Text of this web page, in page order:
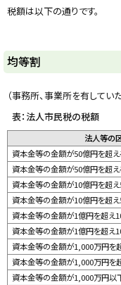
F
g
a
c
税額は以下の通りです。
均等割
（事務所、事業所を有して
表：法人市民税の税額
法人等の
資本金等の金額が50億円を超え
資本金等の金額が50億円を超え
資本金等の金額が10億円を超
資本金等の金額が10億円を超
資本金等の金額が1億円を超え
資本金等の金額が1億円を超え
資本金等の金額が1,000万円を
資本金等の金額が1,000万円を
資本金等の金額が1,000万円以